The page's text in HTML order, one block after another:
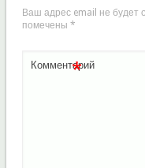
Ваш адрес email не будет
помечены *
Комментарий
*